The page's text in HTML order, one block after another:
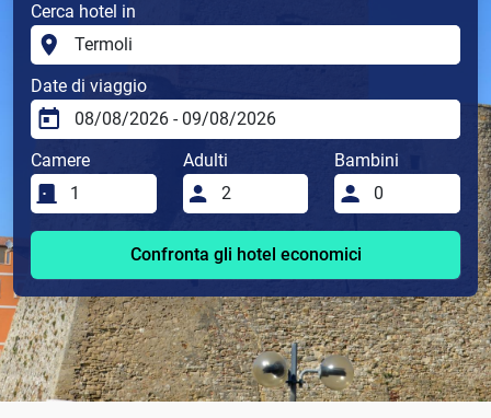
Cerca hotel in
Date di viaggio
Camere Adulti Bambini
Confronta gli hotel economici